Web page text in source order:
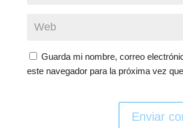
Guarda mi nombre, correo
este navegador para la próxima vez
Enviar